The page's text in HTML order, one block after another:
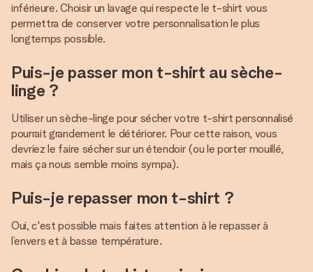
inférieure. Choisir un lavage qui respecte le t-shirt vous
permettra de conserver votre personnalisation le plus
longtemps possible.
Puis-je passer mon t-shirt au sèche-
linge ?
Utiliser un sèche-linge pour sécher votre t-shirt personnalisé
pourrait grandement le détériorer. Pour cette raison, vous
devriez le faire sécher sur un étendoir (ou le porter mouillé,
mais ça nous semble moins sympa).
Puis-je repasser mon t-shirt ?
Oui, c'est possible mais faites attention à le repasser à
l’envers et à basse température.